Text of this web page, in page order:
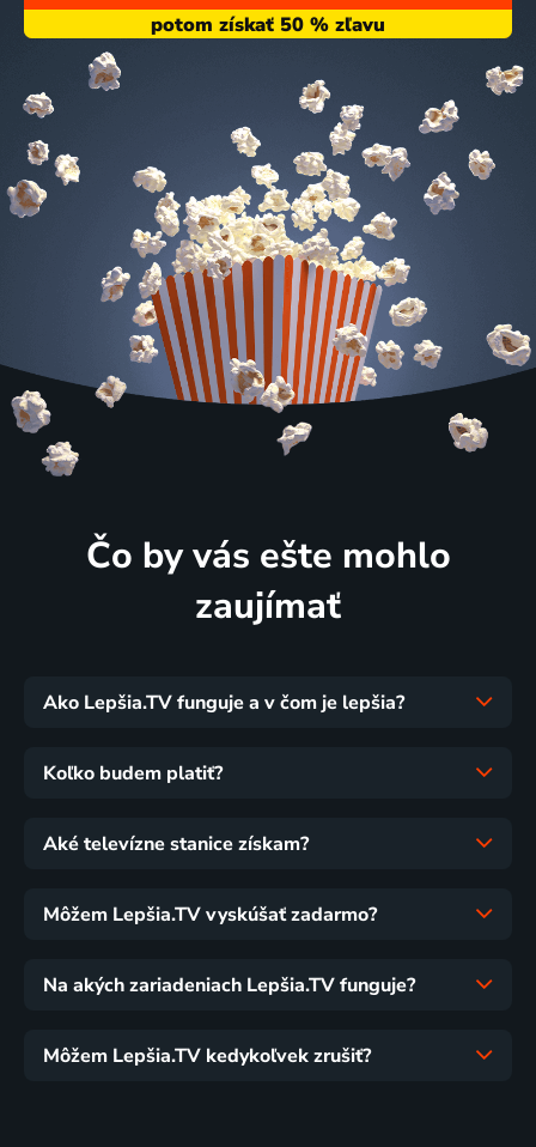
Čo by vás ešte mohlo
zaujímať
Ako Lepšia.TV funguje a v čom je lepšia?
Koľko budem platiť?
Aké televízne stanice získam?
Môžem Lepšia.TV vyskúšať zadarmo?
Na akých zariadeniach Lepšia.TV funguje?
Môžem Lepšia.TV kedykoľvek zrušiť?